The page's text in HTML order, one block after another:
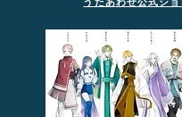
うたあわせ公式ショ